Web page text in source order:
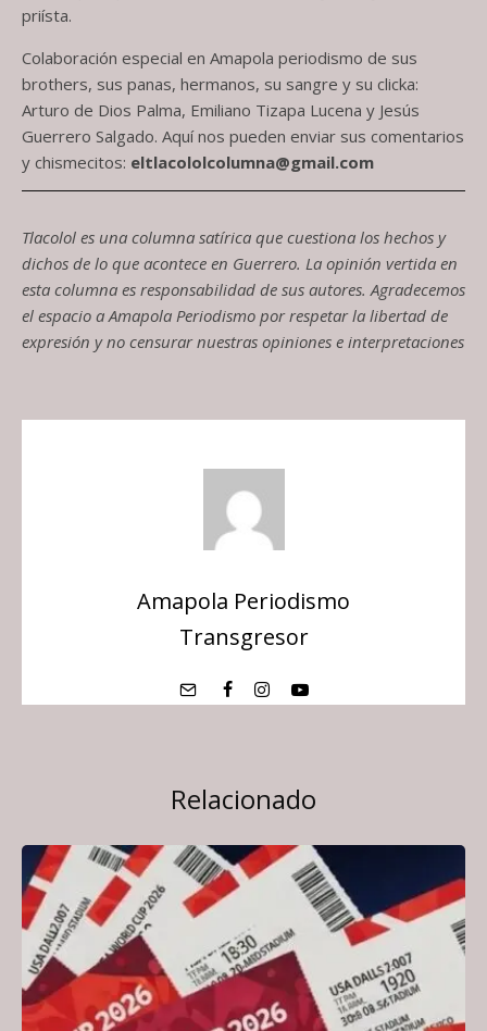
priísta.
Colaboración especial en Amapola periodismo de sus
brothers, sus panas, hermanos, su sangre y su clicka:
Arturo de Dios Palma, Emiliano Tizapa Lucena y Jesús
Guerrero Salgado. Aquí nos pueden enviar sus comentarios
y chismecitos: eltlacololcolumna@gmail.com
Tlacolol es una columna satírica que cuestiona los hechos y
dichos de lo que acontece en Guerrero. La opinión vertida en
esta columna es responsabilidad de sus autores. Agradecemos
el espacio a Amapola Periodismo por respetar la libertad de
expresión y no censurar nuestras opiniones e interpretaciones
Amapola Periodismo
Transgresor
Relacionado